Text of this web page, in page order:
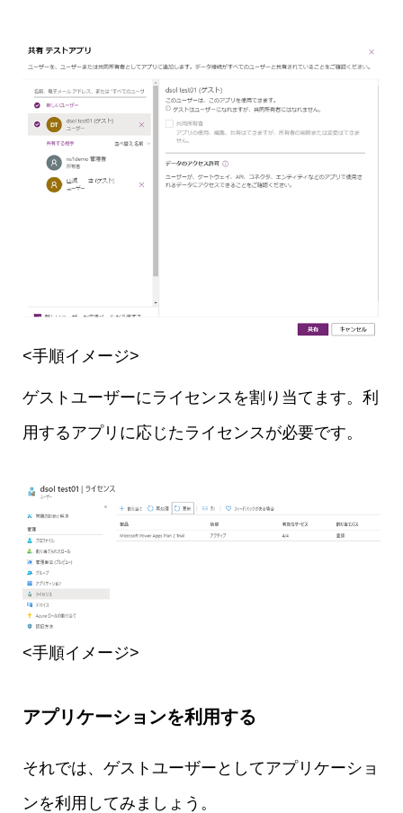
<手順イメージ>
ゲストユーザーにライセンスを割り当てます。利
用するアプリに応じたライセンスが必要です。
<手順イメージ>
アプリケーションを利用する
それでは、ゲストユーザーとしてアプリケーショ
ンを利用してみましょう。